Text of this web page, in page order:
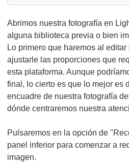
Abrimos nuestra fotografía en
alguna biblioteca previa o bien
Lo primero que haremos al
ajustarle las proporciones que
esta plataforma. Aunque
final, lo cierto es que lo mejor es
encuadre de nuestra fotografía
dónde centraremos nuestra
Pulsaremos en la opción de
panel inferior para comenzar a
imagen.